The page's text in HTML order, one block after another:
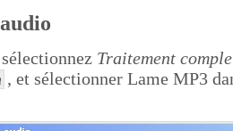
Traitement
, et sélectionner Lame MP3